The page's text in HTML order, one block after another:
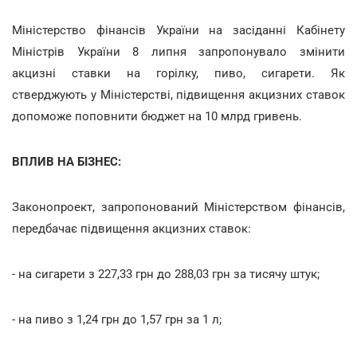
Міністерство фінансів України на засіданні Кабінету
Міністрів України 8 липня запропонувало змінити
акцизні ставки на горілку, пиво, сигарети. Як
стверджують у Міністерстві, підвищення акцизних ставок
допоможе поповнити бюджет на 10 млрд гривень.
ВПЛИВ НА БІЗНЕС:
Законопроект, запропонований Міністерством фінансів,
передбачає підвищення акцизних ставок:
- на сигарети з 227,33 грн до 288,03 грн за тисячу штук;
- на пиво з 1,24 грн до 1,57 грн за 1 л;